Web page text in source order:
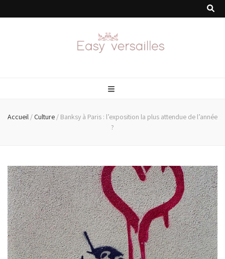
Accueil / Culture / Banksy à Paris : l’exposition la plus attendue de l’année
?